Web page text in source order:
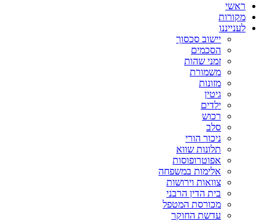
ראשי
מקורות
לענייננו
יישוב סכסוך
הסכמים
זמני שהות
משמורת
מזונות
גיטין
ילדים
רכוש
סלב
ניכור הורי
תלונות שווא
אפוטרופוסות
אלימות במשפחה
צוואות וירושות
בית הדין הרבני
מכורסת המטפל
עדשת החוקר